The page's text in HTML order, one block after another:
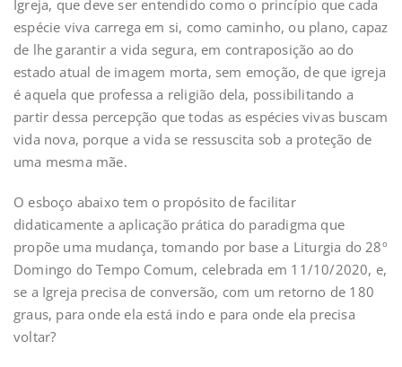
Igreja, que deve ser entendido como o princípio que cada
espécie viva carrega em si, como caminho, ou plano, capaz
de lhe garantir a vida segura, em contraposição ao do
estado atual de imagem morta, sem emoção, de que igreja
é aquela que professa a religião dela, possibilitando a
partir dessa percepção que todas as espécies vivas buscam
vida nova, porque a vida se ressuscita sob a proteção de
uma mesma mãe.
O esboço abaixo tem o propósito de facilitar
didaticamente a aplicação prática do paradigma que
propõe uma mudança, tomando por base a Liturgia do 28º
Domingo do Tempo Comum, celebrada em 11/10/2020, e,
se a Igreja precisa de conversão, com um retorno de 180
graus, para onde ela está indo e para onde ela precisa
voltar?